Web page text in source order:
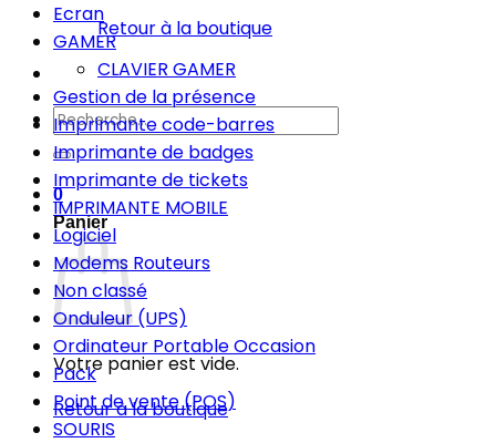
Retour à la boutique
Recherche
pour :
0
Panier
Votre panier est vide.
Retour à la boutique
Ecran
GAMER
CLAVIER GAMER
Gestion de la présence
Imprimante code-barres
Imprimante de badges
Imprimante de tickets
IMPRIMANTE MOBILE
Logiciel
Modems Routeurs
Non classé
Onduleur (UPS)
Ordinateur Portable Occasion
Pack
Point de vente (POS)
SOURIS